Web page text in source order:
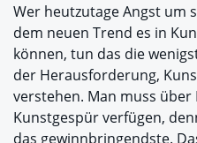
Wer heutzutage Angst um
dem neuen Trend es in
können, tun das die
der Herausforderung,
verstehen. Man muss
Kunstgespür verfügen,
das gewinnbringendste.